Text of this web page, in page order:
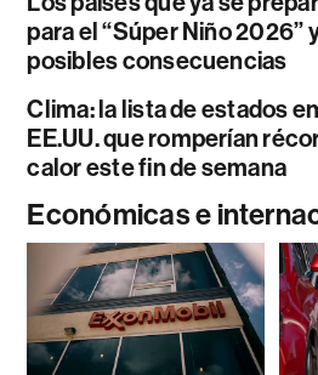
para el “Súper Niño 2026”
posibles consecuencias
Clima: la lista de estados en
EE.UU. que romperían
calor este fin de semana
Económicas e